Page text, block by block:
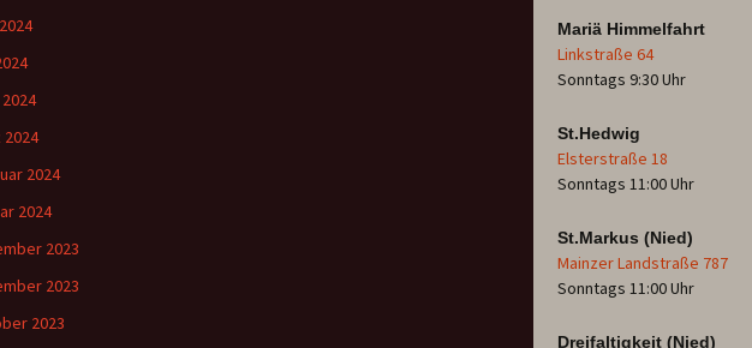
Mariä Himmelfahrt
Linkstraße 64
Sonntags 9:30 Uhr
St.Hedwig
Elsterstraße 18
Sonntags 11:00 Uhr
St.Markus (Nied)
Mainzer Landstraße 787
Sonntags 11:00 Uhr
Dreifaltigkeit (Nied)
2024
2024
2024
2023
2023
2023